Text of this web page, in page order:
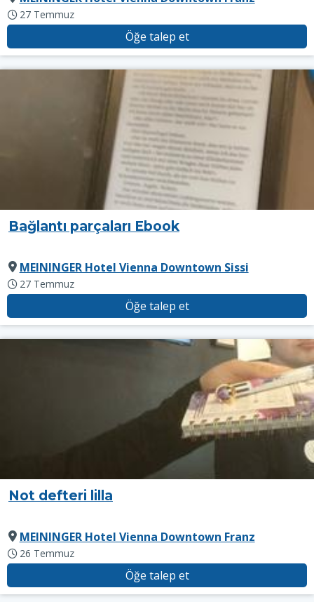
27 Temmuz
Öğe talep et
Bağlantı parçaları Ebook
MEININGER Hotel Vienna Downtown Sissi
27 Temmuz
Öğe talep et
Not defteri lilla
MEININGER Hotel Vienna Downtown Franz
26 Temmuz
Öğe talep et